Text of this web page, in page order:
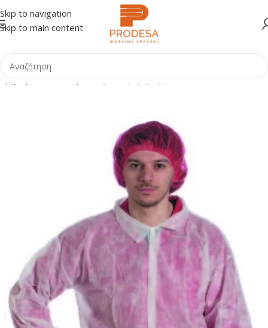
Skip to navigation
Skip to main content
Αρχική σελίδα Shop Είδη Μίας Χρήσης